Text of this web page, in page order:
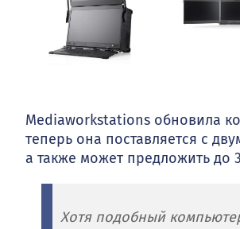
Mediaworkstations обновила
теперь она поставляется с
а также может предложить до
Хотя подобный